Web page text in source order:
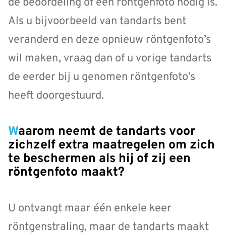
de beoordeling of een röntgenfoto nodig is.
Als u bijvoorbeeld van tandarts bent
veranderd en deze opnieuw röntgenfoto’s
wil maken, vraag dan of u vorige tandarts
de eerder bij u genomen röntgenfoto’s
heeft doorgestuurd.
Waarom neemt de tandarts voor
zichzelf extra maatregelen om zich
te beschermen als hij of zij een
röntgenfoto maakt?
U ontvangt maar één enkele keer
röntgenstraling, maar de tandarts maakt